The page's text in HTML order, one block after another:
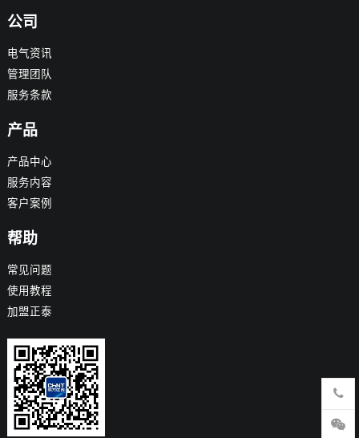
公司
电气资讯
管理团队
服务条款
产品
产品中心
服务内容
客户案例
帮助
常见问题
使用教程
加盟正泰